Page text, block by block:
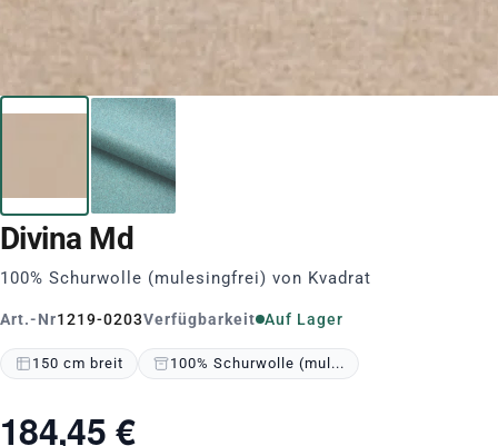
Divina Md
100% Schurwolle (mulesingfrei) von Kvadrat
Art.-Nr1219-0203Verfügbarkeit Auf Lager
150 cm breit 100% Schurwolle (mul...
184,45 €